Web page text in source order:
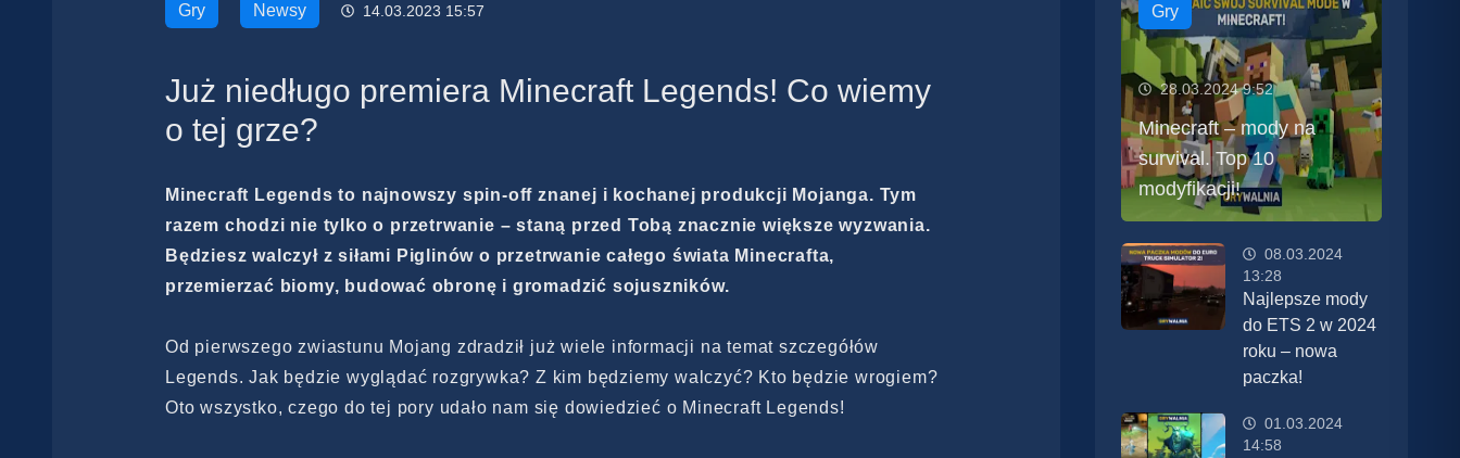
Gry Newsy 14.03.2023 15:57
Już niedługo premiera Minecraft Legends! Co wiemy
o tej grze?
Minecraft Legends to najnowszy spin-off znanej i kochanej produkcji Mojanga. Tym
razem chodzi nie tylko o przetrwanie – staną przed Tobą znacznie większe wyzwania.
Będziesz walczył z siłami Piglinów o przetrwanie całego świata Minecrafta,
przemierzać biomy, budować obronę i gromadzić sojuszników.
Od pierwszego zwiastunu Mojang zdradził już wiele informacji na temat szczegółów
Legends. Jak będzie wyglądać rozgrywka? Z kim będziemy walczyć? Kto będzie wrogiem?
Oto wszystko, czego do tej pory udało nam się dowiedzieć o Minecraft Legends!
Gry
28.03.2024 9:52
Minecraft – mody na
survival. Top 10
modyfikacji!
08.03.2024
13:28
Najlepsze mody
do ETS 2 w 2024
roku – nowa
paczka!
01.03.2024
14:58